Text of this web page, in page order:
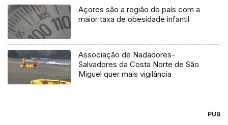
Açores são a região do país com a
maior taxa de obesidade infantil
Associação de Nadadores-
Salvadores da Costa Norte de São
Miguel quer mais vigilância
PUB